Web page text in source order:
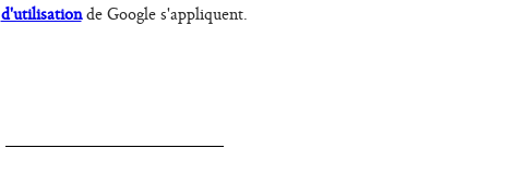
d'utilisationde Google s'appliquent.